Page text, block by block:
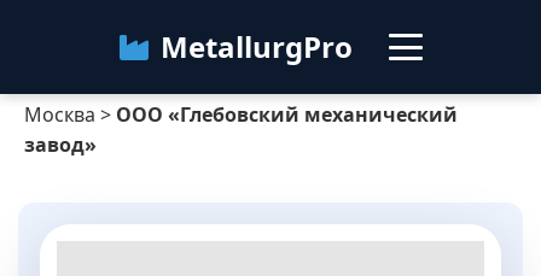
MetallurgPro
Москва
Москва > ООО «Глебовский механический
завод»